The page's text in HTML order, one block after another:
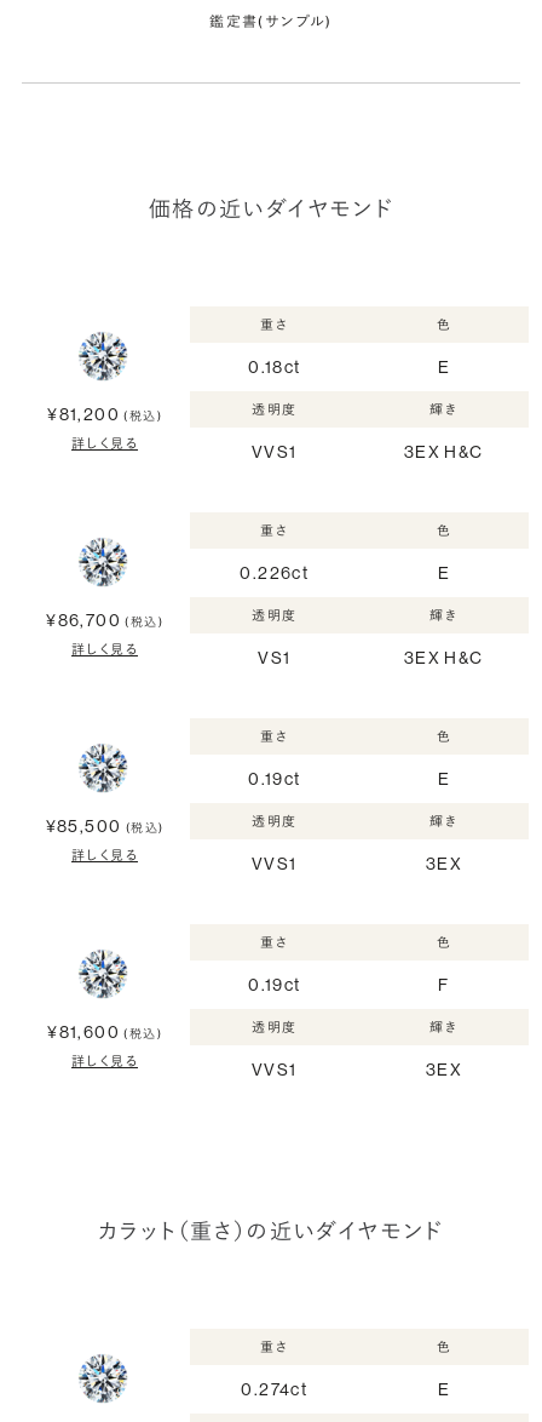
鑑定書(サンプル)
価格の近いダイヤモンド
¥81,200 (税込)
詳しく見る
重さ
0.18ct
色
E
透明度
VVS1
輝き
3EX H&C
¥86,700 (税込)
詳しく見る
重さ
0.226ct
色
E
透明度
VS1
輝き
3EX H&C
¥85,500 (税込)
詳しく見る
重さ
0.19ct
色
E
透明度
VVS1
輝き
3EX
¥81,600 (税込)
詳しく見る
重さ
0.19ct
色
F
透明度
VVS1
輝き
3EX
カラット（重さ）の近いダイヤモンド
重さ
0.274ct
色
E